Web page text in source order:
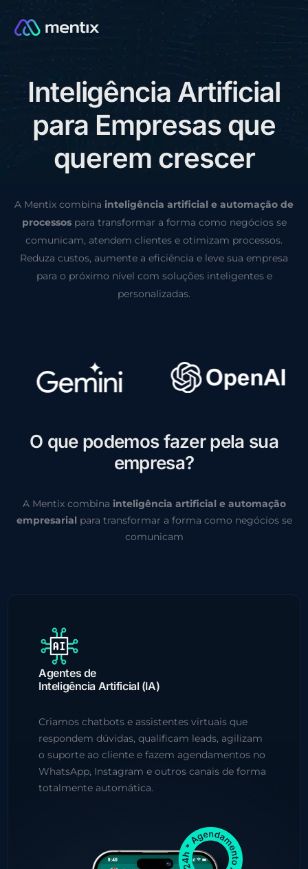
Inteligência Artificial
para Empresas que
querem crescer
A Mentix combina inteligência artificial e automação de
processospara transformar a forma como negócios se
comunicam, atendem clientes e otimizam processos.
Reduza custos, aumente a eficiência e leve sua empresa
para o próximo nível com soluções inteligentes e
personalizadas.
O que podemos fazer pela sua
empresa?
A Mentix combina inteligência artificial e automação
empresarial para transformar a forma como negócios se
comunicam
Agentes de
Inteligência Artificial (IA)
Criamos chatbots e assistentes virtuais que
respondem dúvidas, qualificam leads, agilizam
o suporte ao cliente e fazem agendamentos no
WhatsApp, Instagram e outros canais de forma
totalmente automática.
CONSULTORIA GRÁTIS